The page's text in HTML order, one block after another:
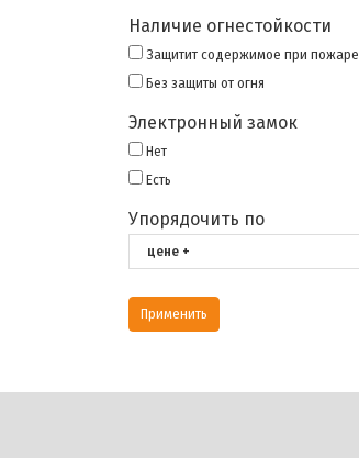
Наличие огнестойкости
Защитит содержимое при пожаре
Без защиты от огня
Электронный замок
Нет
Есть
Упорядочить по